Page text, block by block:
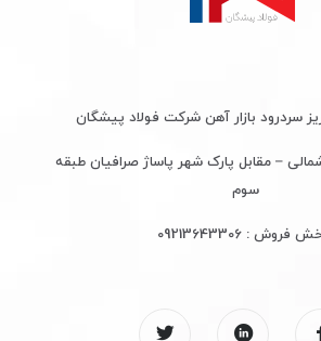
سردرود بازار آهن شرکت فولاد پیشگان
– مقابل پارک شهر پاساژ صرافیان طبقه
سوم
فروش :09213643306